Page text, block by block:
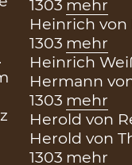
1303 mehr
Heinrich von
1303 mehr
Heinrich
Hermann
1303 mehr
Herold von
Herold von
1303 mehr